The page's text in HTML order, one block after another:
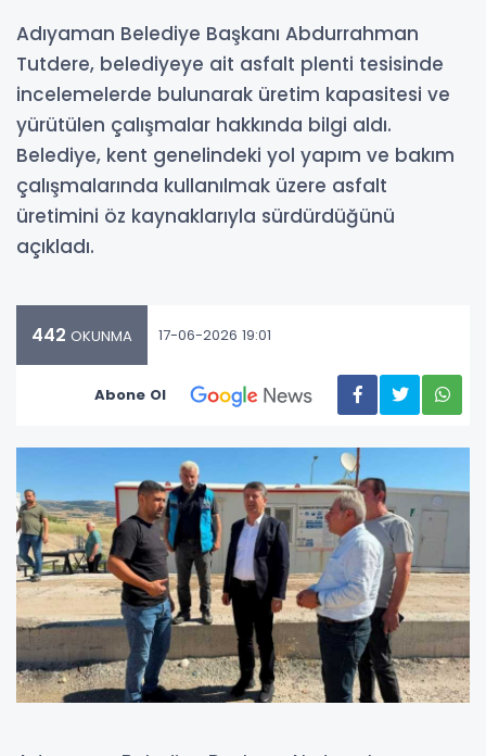
Adıyaman Belediye Başkanı Abdurrahman
Tutdere, belediyeye ait asfalt plenti tesisinde
incelemelerde bulunarak üretim kapasitesi ve
yürütülen çalışmalar hakkında bilgi aldı.
Belediye, kent genelindeki yol yapım ve bakım
çalışmalarında kullanılmak üzere asfalt
üretimini öz kaynaklarıyla sürdürdüğünü
açıkladı.
442 OKUNMA 17-06-2026 19:01
Abone Ol